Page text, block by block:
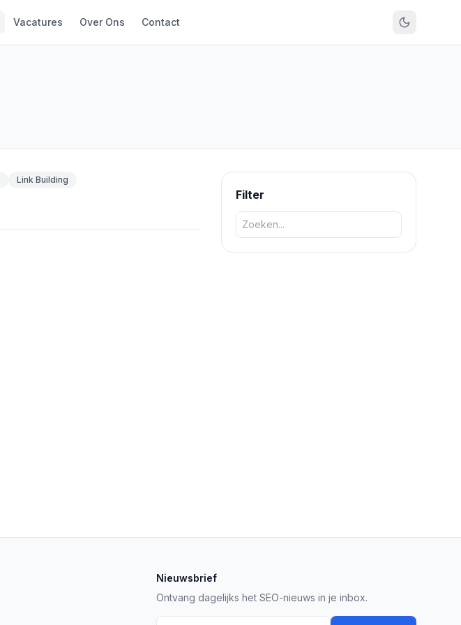
Vacatures Over Ons Contact
Link Building
Filter
Nieuwsbrief
Ontvang dagelijks het SEO-nieuws in je inbox.